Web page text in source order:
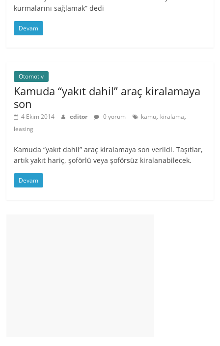
kurmalarını sağlamak” dedi
Devam
Otomotiv
Kamuda “yakıt dahil” araç kiralamaya
son
4 Ekim 2014 editor 0 yorum kamu, kiralama,
leasing
Kamuda “yakıt dahil” araç kiralamaya son verildi. Taşıtlar,
artık yakıt hariç, şoförlü veya şoförsüz kiralanabilecek.
Devam